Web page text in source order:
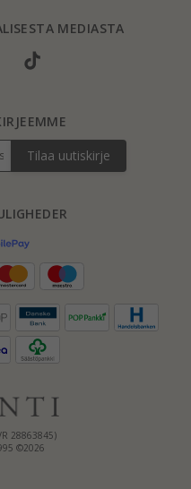
MEDIASTA
28863845)
©2026
Tilaa uutiskirje